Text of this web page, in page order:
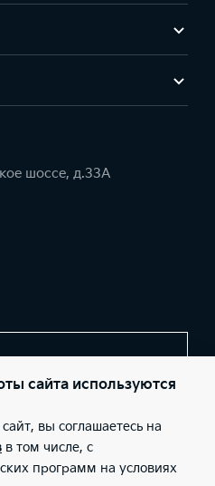
шоссе, д.33А
звонок
«Фрагмент» (Фактический
шоссе, д.33А; Телефон: +7
ОГРН: 1067449043320),
адрес: г.Москва, Валовая
сайта используются
вы соглашаетесь на
в том числе, с
программ на условиях